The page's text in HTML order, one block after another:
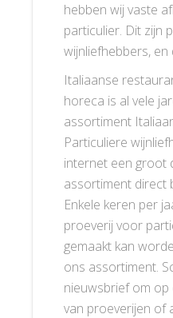
hebben wij vaste
particulier. Dit zijn
wijnliefhebbers, en
Italiaanse
horeca is al vele
assortiment
Particuliere
internet een groot
assortiment direct
Enkele keren per
proeverij voor
gemaakt kan
ons assortiment.
nieuwsbrief om op
van proeverijen of